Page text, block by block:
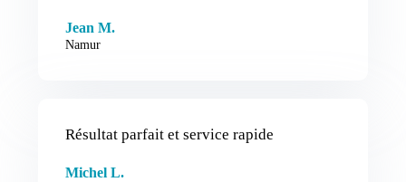
Jean M.
Namur
Résultat parfait et service rapide
Michel L.